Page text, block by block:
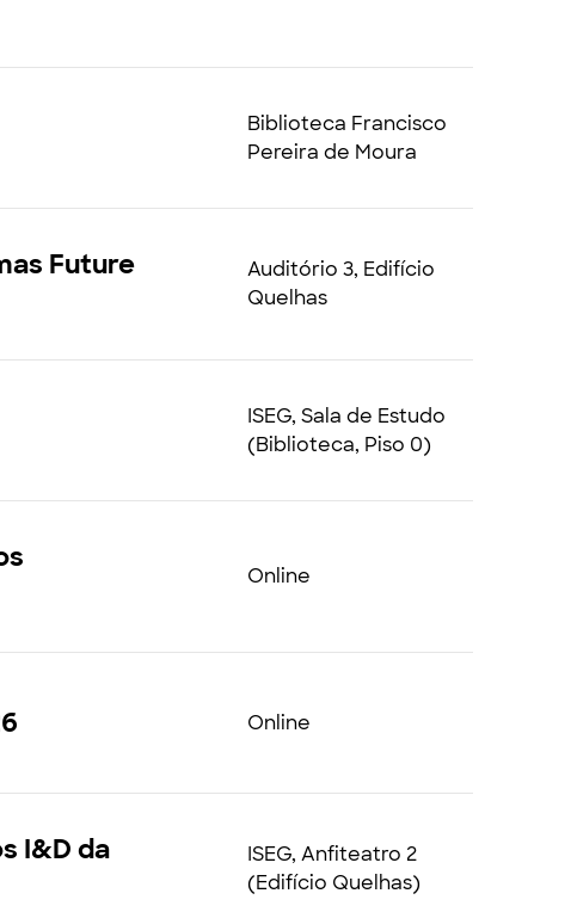
Biblioteca Francisco
Pereira de Moura
Future
Auditório 3, Edifício
Quelhas
ISEG, Sala de Estudo
(Biblioteca, Piso 0)
Online
Online
I&D da
ISEG, Anfiteatro 2
(Edifício Quelhas)